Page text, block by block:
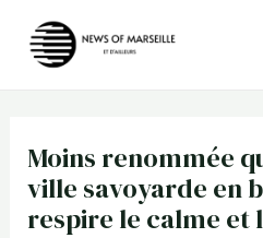
Moins renommée
ville savoyarde en
respire le calme et